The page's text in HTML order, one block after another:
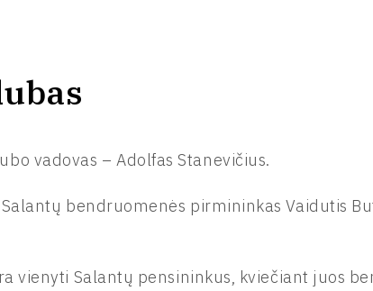
vadovas – Adolfas Stanevičius.
bendruomenės pirmininkas Vaidutis
vienyti Salantų pensininkus, kviečiant juos